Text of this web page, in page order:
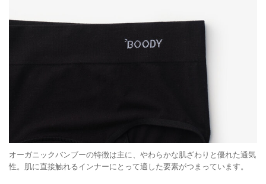
オーガニックバンブーの特徴は主に、やわらかな肌ざわりと優れた通気
性。肌に直接触れるインナーにとって適した要素がつまっています。